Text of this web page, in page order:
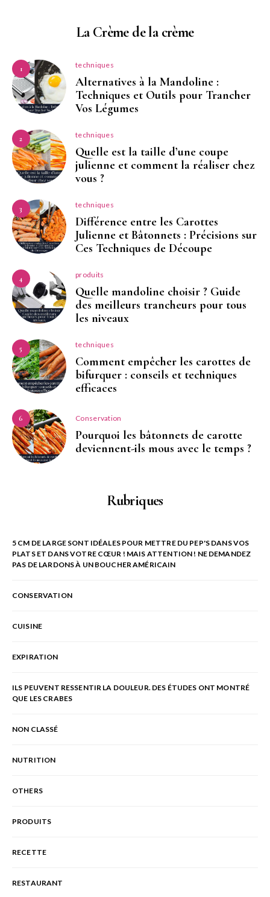
La Crème de la crème
1 techniques
Alternatives à la Mandoline :
Techniques et Outils pour Trancher
Vos Légumes
2 techniques
Quelle est la taille d’une coupe
julienne et comment la réaliser chez
vous ?
3 techniques
Différence entre les Carottes
Julienne et Bâtonnets : Précisions sur
Ces Techniques de Découpe
4 produits
Quelle mandoline choisir ? Guide
des meilleurs trancheurs pour tous
les niveaux
5 techniques
Comment empêcher les carottes de
bifurquer : conseils et techniques
efficaces
6 Conservation
Pourquoi les bâtonnets de carotte
deviennent-ils mous avec le temps ?
Rubriques
5 CM DE LARGE SONT IDÉALES POUR METTRE DU PEP'S DANS VOS
PLATS ET DANS VOTRE CŒUR ! MAIS ATTENTION ! NE DEMANDEZ
PAS DE LARDONS À UN BOUCHER AMÉRICAIN
CONSERVATION
CUISINE
EXPIRATION
ILS PEUVENT RESSENTIR LA DOULEUR. DES ÉTUDES ONT MONTRÉ
QUE LES CRABES
NON CLASSÉ
NUTRITION
OTHERS
PRODUITS
RECETTE
RESTAURANT